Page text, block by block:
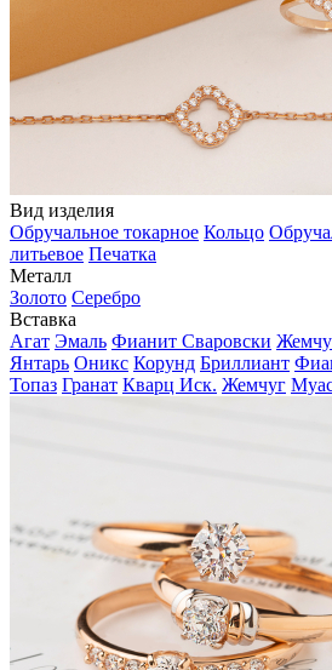
Вид изделия
Обручальное токарное Кольцо
литьевое Печатка
Металл
Золото Серебро
Вставка
Агат Эмаль Фианит Сваровски
Янтарь Оникс Корунд Бриллиант
Топаз Гранат Кварц Иск. Жемчуг